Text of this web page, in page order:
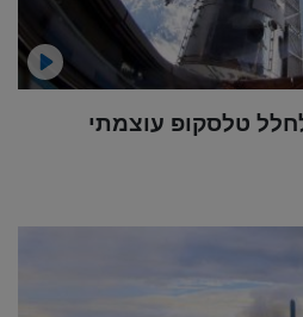
טלסקופ עוצמתי